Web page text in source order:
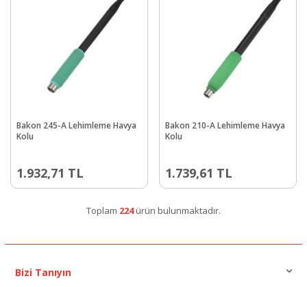
Bakon 245-A Lehimleme Havya
Kolu
1.932,71 TL
Bakon 210-A Lehimleme Havya
Kolu
1.739,61 TL
Toplam 224ürün bulunmaktadır.
Bizi Tanıyın